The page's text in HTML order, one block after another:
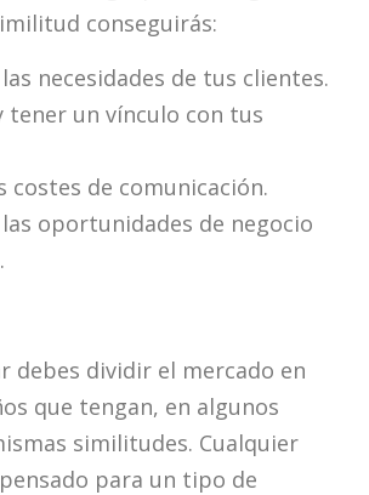
conseguirás:
necesidades de tus clientes.
tener un vínculo con tus
costes de comunicación.
oportunidades de negocio
debes dividir el mercado en
que tengan, en algunos
similitudes. Cualquier
para un tipo de